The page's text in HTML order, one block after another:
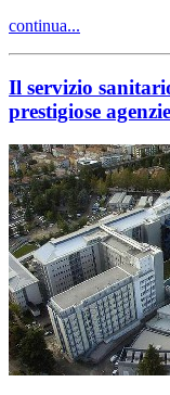
continua...
Il servizio
prestigiose